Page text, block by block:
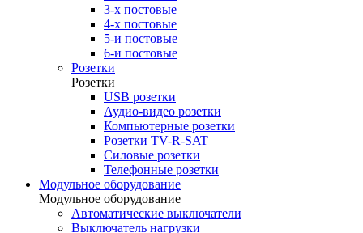
3-х постовые
4-х постовые
5-и постовые
6-и постовые
Розетки
Розетки
USB розетки
Аудио-видео розетки
Компьютерные розетки
Розетки TV-R-SAT
Силовые розетки
Телефонные розетки
Модульное оборудование
Модульное оборудование
Автоматические выключатели
Выключатель нагрузки